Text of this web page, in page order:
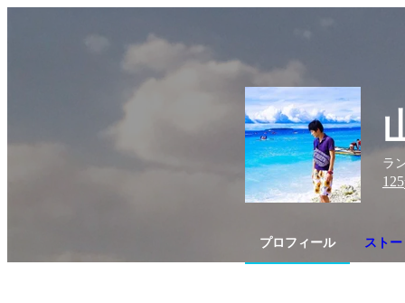
ラ
125
プロフィール スト